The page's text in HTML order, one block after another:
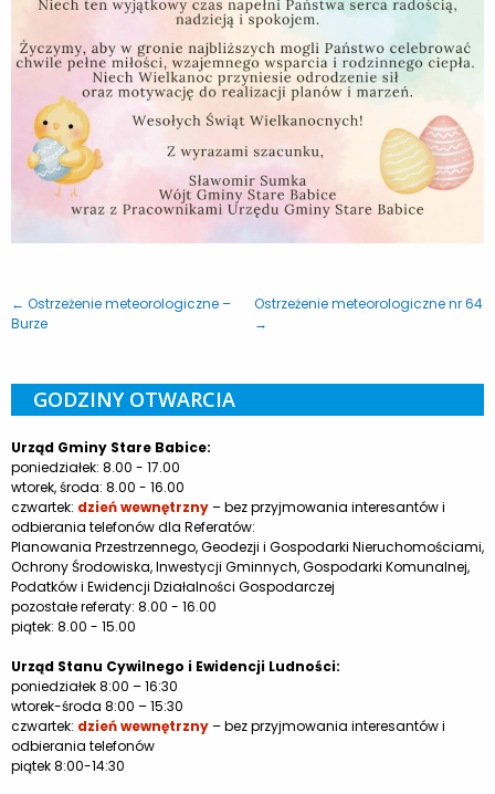
← Ostrzeżenie meteorologiczne –
Burze
Ostrzeżenie meteorologiczne nr 64
→
GODZINY OTWARCIA
Urząd Gminy Stare Babice:
poniedziałek: 8.00 - 17.00
wtorek, środa: 8.00 - 16.00
czwartek: dzień wewnętrzny– bez przyjmowania interesantów i
odbierania telefonów dla Referatów:
Planowania Przestrzennego, Geodezji i Gospodarki Nieruchomościami,
Ochrony Środowiska, Inwestycji Gminnych, Gospodarki Komunalnej,
Podatków i Ewidencji Działalności Gospodarczej
pozostałe referaty: 8.00 - 16.00
piątek: 8.00 - 15.00
Urząd Stanu Cywilnego i Ewidencji Ludności:
poniedziałek 8:00 – 16:30
wtorek-środa 8:00 – 15:30
czwartek: dzień wewnętrzny– bez przyjmowania interesantów i
odbierania telefonów
piątek 8:00-14:30